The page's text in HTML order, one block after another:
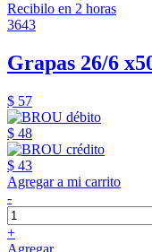
Recibilo en 2 horas
3643
Grapas 26/6
$ 57
$ 48
$ 43
Agregar a mi carrito
-
+